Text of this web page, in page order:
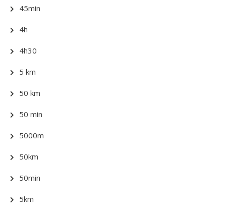
45min
4h
4h30
5 km
50 km
50 min
5000m
50km
50min
5km